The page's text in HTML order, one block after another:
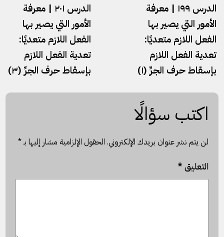
الدرس ١٩٩ | معرفة
الأمور التي يصير بها
الفعل اللازم متعديًا:
تعدية الفعل اللازم
بإسقاط حرف الجرِّ (١)
الدرس ٢٠١ | معرفة
الأمور التي يصير بها
الفعل اللازم متعديًا:
تعدية الفعل اللازم
بإسقاط حرف الجرِّ (٣)
اكتب سؤالًا
لن يتم نشر عنوان بريدك الإلكتروني. الحقول الإلزامية مشار إليها بـ*
التعليق*